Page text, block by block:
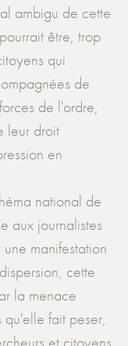
ambigu de cette
être, trop
qui
de
de l'ordre,
leur droit
en
national de
aux journalistes
manifestation
cette
la menace
qu'elle fait peser,